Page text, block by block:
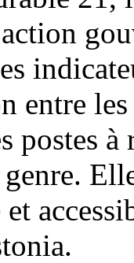
entre
postes